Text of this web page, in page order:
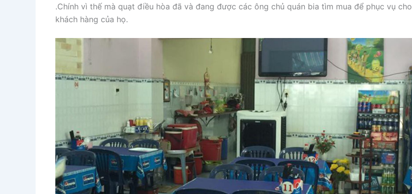
.Chính vì thế mà quạt điều hòa đã và đang được các ông chủ quán bia tìm mua để phục vụ cho
khách hàng của họ.